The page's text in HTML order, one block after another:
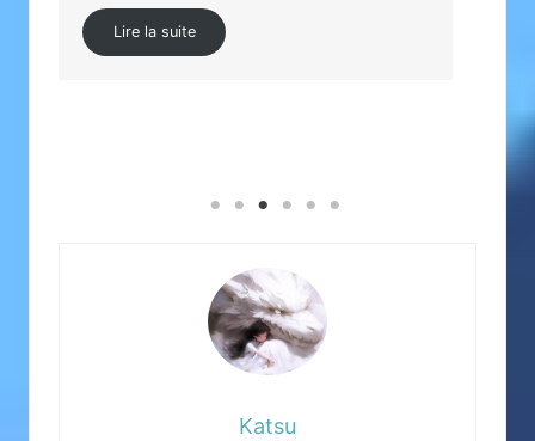
Lire la suite
Katsu